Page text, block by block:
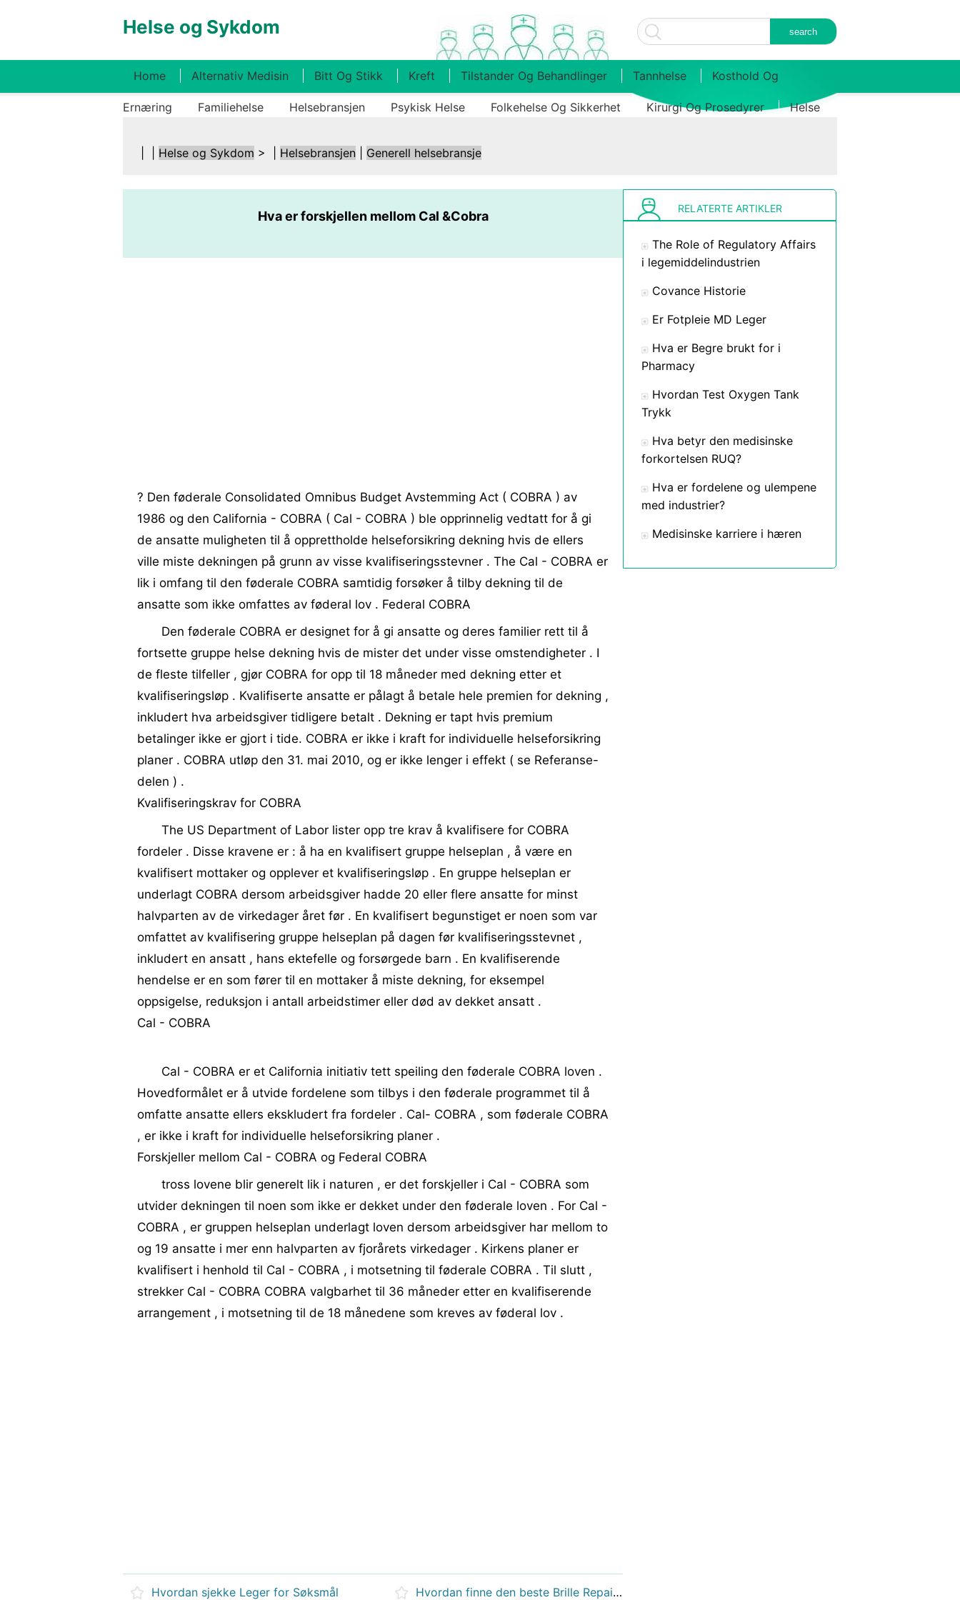
Helse og Sykdom
Home Alternativ Medisin Bitt Og Stikk Kreft Tilstander Og Behandlinger Tannhelse Kosthold Og
Ernæring Familiehelse Helsebransjen Psykisk Helse Folkehelse Og Sikkerhet Kirurgi Og Prosedyrer Helse
Helse og Sykdom > | Helsebransjen Generell helsebransje
Hva er forskjellen mellom Cal &Cobra
? Den føderale Consolidated Omnibus Budget Avstemming Act ( COBRA ) av
1986 og den California - COBRA ( Cal - COBRA ) ble opprinnelig vedtatt for å gi
de ansatte muligheten til å opprettholde helseforsikring dekning hvis de ellers
ville miste dekningen på grunn av visse kvalifiseringsstevner . The Cal - COBRA er
lik i omfang til den føderale COBRA samtidig forsøker å tilby dekning til de
ansatte som ikke omfattes av føderal lov . Federal COBRA
Den føderale COBRA er designet for å gi ansatte og deres familier rett til å
fortsette gruppe helse dekning hvis de mister det under visse omstendigheter . I
de fleste tilfeller , gjør COBRA for opp til 18 måneder med dekning etter et
kvalifiseringsløp . Kvalifiserte ansatte er pålagt å betale hele premien for dekning ,
inkludert hva arbeidsgiver tidligere betalt . Dekning er tapt hvis premium
betalinger ikke er gjort i tide. COBRA er ikke i kraft for individuelle helseforsikring
planer . COBRA utløp den 31. mai 2010, og er ikke lenger i effekt ( se Referanse-
delen ) .
Kvalifiseringskrav for COBRA
The US Department of Labor lister opp tre krav å kvalifisere for COBRA
fordeler . Disse kravene er : å ha en kvalifisert gruppe helseplan , å være en
kvalifisert mottaker og opplever et kvalifiseringsløp . En gruppe helseplan er
underlagt COBRA dersom arbeidsgiver hadde 20 eller flere ansatte for minst
halvparten av de virkedager året før . En kvalifisert begunstiget er noen som var
omfattet av kvalifisering gruppe helseplan på dagen før kvalifiseringsstevnet ,
inkludert en ansatt , hans ektefelle og forsørgede barn . En kvalifiserende
hendelse er en som fører til en mottaker å miste dekning, for eksempel
oppsigelse, reduksjon i antall arbeidstimer eller død av dekket ansatt .
Cal - COBRA
Cal - COBRA er et California initiativ tett speiling den føderale COBRA loven .
Hovedformålet er å utvide fordelene som tilbys i den føderale programmet til å
omfatte ansatte ellers ekskludert fra fordeler . Cal- COBRA , som føderale COBRA
, er ikke i kraft for individuelle helseforsikring planer .
Forskjeller mellom Cal - COBRA og Federal COBRA
tross lovene blir generelt lik i naturen , er det forskjeller i Cal - COBRA som
utvider dekningen til noen som ikke er dekket under den føderale loven . For Cal -
COBRA , er gruppen helseplan underlagt loven dersom arbeidsgiver har mellom to
og 19 ansatte i mer enn halvparten av fjorårets virkedager . Kirkens planer er
kvalifisert i henhold til Cal - COBRA , i motsetning til føderale COBRA . Til slutt ,
strekker Cal - COBRA COBRA valgbarhet til 36 måneder etter en kvalifiserende
arrangement , i motsetning til de 18 månedene som kreves av føderal lov .
Hvordan sjekke Leger for Søksmål Hvordan finne den beste Brille Repair Experts
RELATERTE ARTIKLER
The Role of Regulatory Affairs
i legemiddelindustrien
Covance Historie
Er Fotpleie MD Leger
Hva er Begre brukt for i
Pharmacy
Hvordan Test Oxygen Tank
Trykk
Hva betyr den medisinske
forkortelsen RUQ?
Hva er fordelene og ulempene
med industrier?
Medisinske karriere i hæren